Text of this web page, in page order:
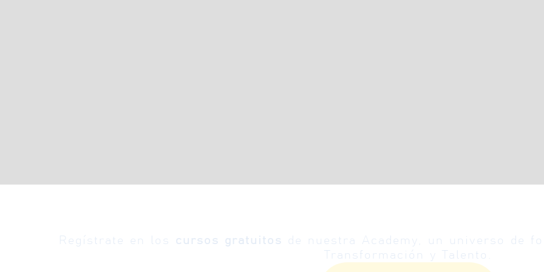
Regístrate en los cursos gratuitos
de nuestra Academy, un universo de
Transformación y Talento.